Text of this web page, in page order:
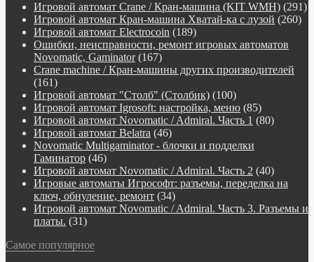
Игровой автомат Crane / Кран-машина (KIT WMH) (291)
Игровой автомат Кран-машина Хватай-ка с лузой (260)
Игровой автомат Electrocoin (189)
Ошибки, неисправности, ремонт игровых автоматов
Novomatic, Gaminator(167)
Crane machine / Кран-машины других производителей
(161)
Игровой автомат "Столб" (Столбик) (100)
Игровой автомат Igrosoft: настройка, меню (85)
Игровой автомат Novomatic / Admiral. Часть 1 (80)
Игровой автомат Belatra (46)
Novomatiс Multigaminator - блочки и подделки
Гаминатор (46)
Игровой автомат Novomatic / Admiral. Часть 2 (40)
Игровые автоматы Игрософт: разъемы, переделка на
ключ, обнуление, ремонт (34)
Игровой автомат Novomatic / Admiral. Часть 3. Разъемы и
платы. (31)
Самое популярное